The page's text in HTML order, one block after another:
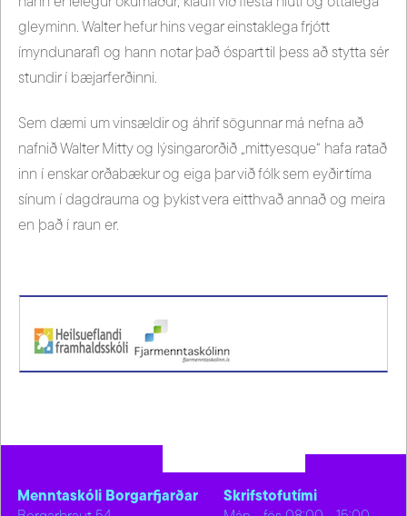
gleyminn. Walter hefur hins vegar einstaklega frjótt
ímyndunarafl og hann notar það óspart til þess að stytta sér
stundir í bæjarferðinni.
Sem dæmi um vinsældir og áhrif sögunnar má nefna að
nafnið Walter Mitty og lýsingarorðið „mittyesque“ hafa ratað
inn í enskar orðabækur og eiga þar við fólk sem eyðir tíma
sínum í dagdrauma og þykist vera eitthvað annað og meira
en það í raun er.
Menntaskóli Borgarfjarðar
Skrifstofutími